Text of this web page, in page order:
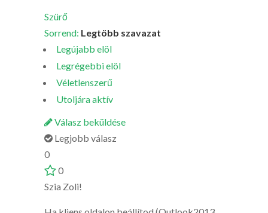
Szürő
Sorrend: Legtöbb szavazat
Legújabb elöl
Legrégebbi elöl
Véletlenszerű
Utoljára aktív
Válasz beküldése
Legjobb válasz
0
0
Szia Zoli!